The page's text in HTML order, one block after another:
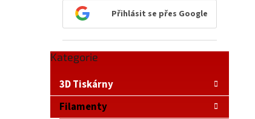
Přihlásit se přes Google
Přeskočit
Kategorie
3D Tiskárny
Filamenty